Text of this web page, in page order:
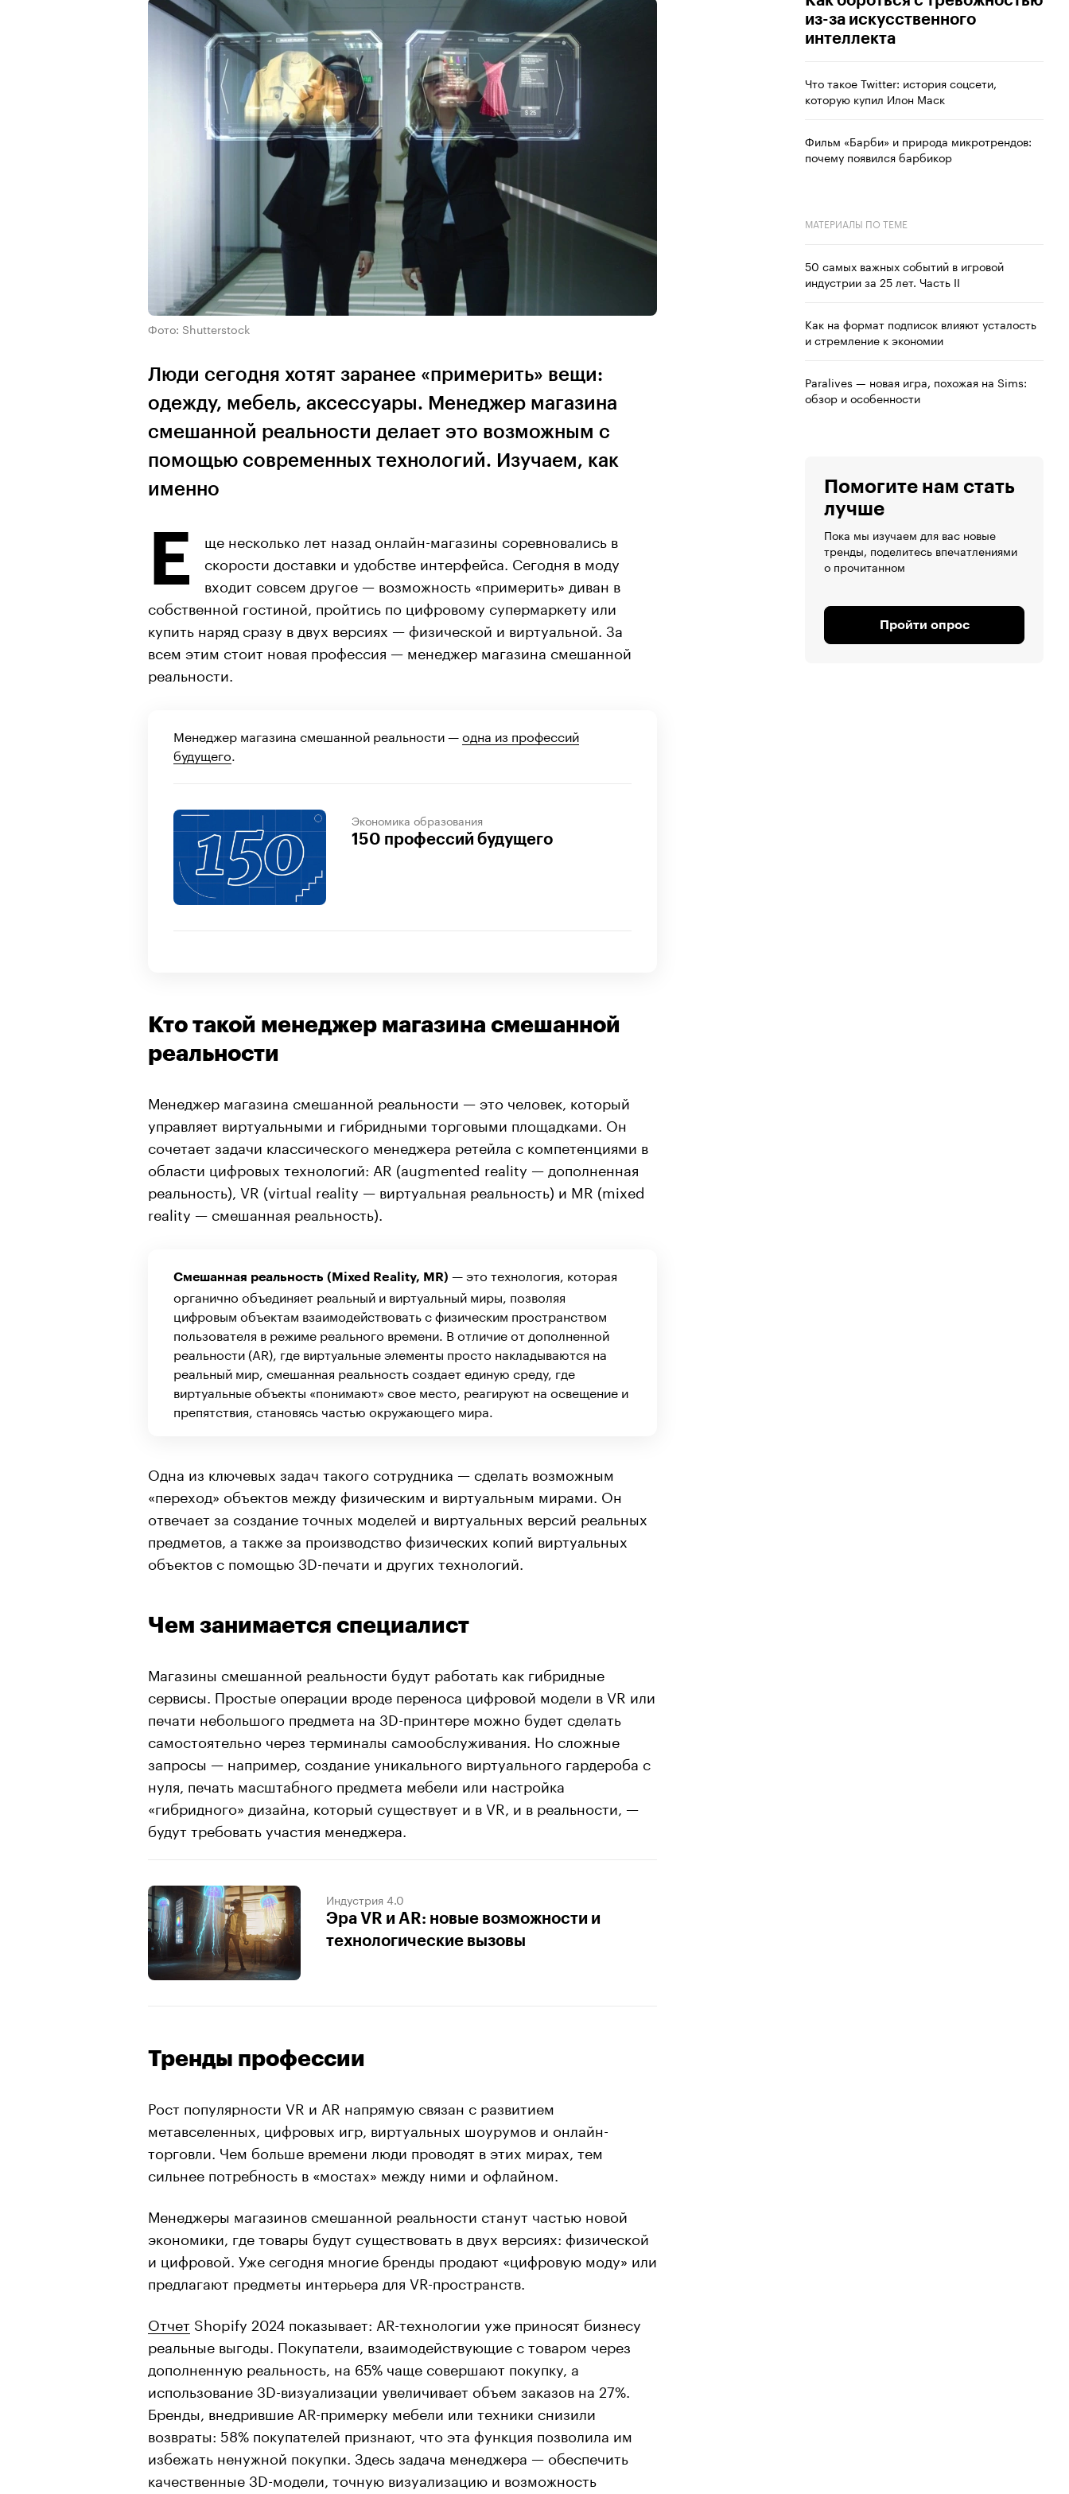
Фото: Shutterstock
Люди сегодня хотят заранее «примерить» вещи:
одежду, мебель, аксессуары. Менеджер магазина
смешанной реальности делает это возможным с
помощью современных технологий. Изучаем, как
именно
Е
ще несколько лет назад онлайн-магазины соревновались в
скорости доставки и удобстве интерфейса. Сегодня в моду
входит совсем другое — возможность «примерить» диван в
собственной гостиной, пройтись по цифровому супермаркету или
купить наряд сразу в двух версиях — физической и виртуальной. За
всем этим стоит новая профессия — менеджер магазина смешанной
реальности.
Менеджер магазина смешанной реальности —одна из профессий
будущего
Экономика образования
150 профессий будущего
Кто такой менеджер магазина смешанной
реальности
Менеджер магазина смешанной реальности — это человек, который
управляет виртуальными и гибридными торговыми площадками. Он
сочетает задачи классического менеджера ретейла с компетенциями в
области цифровых технологий: AR (augmented reality — дополненная
реальность), VR (virtual reality — виртуальная реальность) и MR (mixed
reality — смешанная реальность).
Смешанная реальность (Mixed Reality, MR) — это технология, которая
органично объединяет реальный и виртуальный миры, позволяя
цифровым объектам взаимодействовать с физическим пространством
пользователя в режиме реального времени. В отличие от дополненной
реальности (AR), где виртуальные элементы просто накладываются на
реальный мир, смешанная реальность создает единую среду, где
виртуальные объекты «понимают» свое место, реагируют на освещение и
препятствия, становясь частью окружающего мира.
Одна из ключевых задач такого сотрудника — сделать возможным
«переход» объектов между физическим и виртуальным мирами. Он
отвечает за создание точных моделей и виртуальных версий реальных
предметов, а также за производство физических копий виртуальных
объектов с помощью 3D-печати и других технологий.
Чем занимается специалист
Магазины смешанной реальности будут работать как гибридные
сервисы. Простые операции вроде переноса цифровой модели в VR или
печати небольшого предмета на 3D-принтере можно будет сделать
самостоятельно через терминалы самообслуживания. Но сложные
запросы — например, создание уникального виртуального гардероба с
нуля, печать масштабного предмета мебели или настройка
«гибридного» дизайна, который существует и в VR, и в реальности, —
будут требовать участия менеджера.
Индустрия 4.0
Эра VR и AR: новые возможности и
технологические вызовы
Тренды профессии
Рост популярности VR и AR напрямую связан с развитием
метавселенных, цифровых игр, виртуальных шоурумов и онлайн-
торговли. Чем больше времени люди проводят в этих мирах, тем
сильнее потребность в «мостах» между ними и офлайном.
Менеджеры магазинов смешанной реальности станут частью новой
экономики, где товары будут существовать в двух версиях: физической
и цифровой. Уже сегодня многие бренды продают «цифровую моду» или
предлагают предметы интерьера для VR-пространств.
Отчет Shopify 2024 показывает: AR-технологии уже приносят бизнесу
реальные выгоды. Покупатели, взаимодействующие с товаром через
дополненную реальность, на 65% чаще совершают покупку, а
использование 3D-визуализации увеличивает объем заказов на 27%.
Бренды, внедрившие AR-примерку мебели или техники снизили
возвраты: 58% покупателей признают, что эта функция позволила им
избежать ненужной покупки. Здесь задача менеджера — обеспечить
качественные 3D-модели, точную визуализацию и возможность
из-за искусственного
интеллекта
Что такое Twitter: история соцсети,
которую купил Илон Маск
Фильм «Барби» и природа микротрендов:
почему появился барбикор
МАТЕРИАЛЫ ПО ТЕМЕ
50 самых важных событий в игровой
индустрии за 25 лет. Часть II
Как на формат подписок влияют усталость
и стремление к экономии
Paralives — новая игра, похожая на Sims:
обзор и особенности
Помогите нам стать
лучше
Пока мы изучаем для вас новые
тренды, поделитесь впечатлениями
о прочитанном
Пройти опрос